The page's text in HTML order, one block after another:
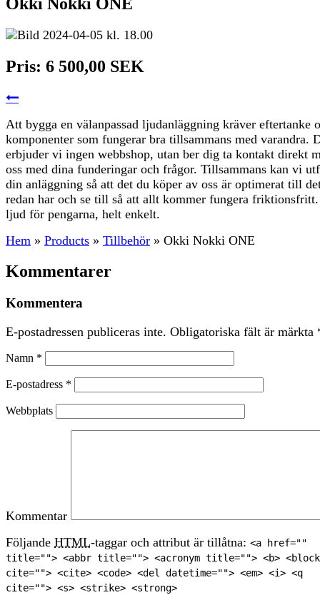
Pris: 6 500,00 SEK
Att bygga en välanpassad ljudanläggning kräver eftertanke
komponenter som fungerar bra tillsammans med varandra.
erbjuder vi ingen webbshop, utan ber dig ta kontakt direkt
oss med dina funderingar och frågor. Tillsammans kan vi
din anläggning så att det du köper av oss är optimerat till
redan har och se till så att allt kommer fungera
ljud för pengarna, helt enkelt.
Hem » Products » Tillbehör » Okki Nokki ONE
Kommentarer
Kommentera
E-postadressen publiceras inte. Obligatoriska fält är märkta
Namn *
E-postadress *
Webbplats
Kommentar
Följande HTML-taggar och attribut är tillåtna: <a href=""
title=""> <abbr title=""> <acronym title=""> <b>
cite=""> <cite> <code> <del datetime=""> <em> <i> <q
cite=""> <s> <strike> <strong>